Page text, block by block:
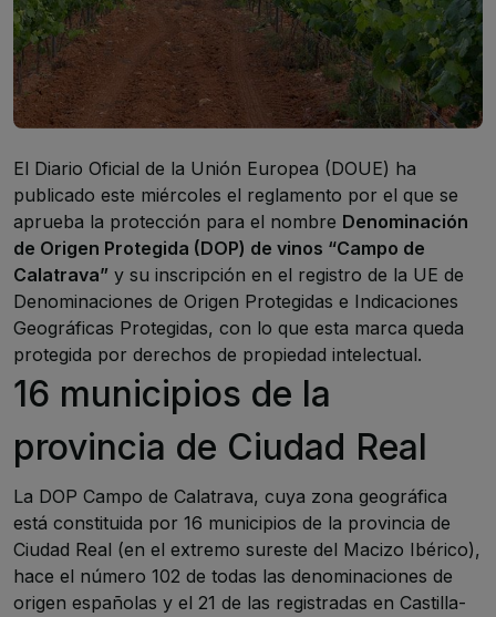
El Diario Oficial de la Unión Europea (DOUE) ha
publicado este miércoles el reglamento por el que se
aprueba la protección para el nombre Denominación
de Origen Protegida (DOP) de vinos “Campo de
Calatrava” y su inscripción en el registro de la UE de
Denominaciones de Origen Protegidas e Indicaciones
Geográficas Protegidas, con lo que esta marca queda
protegida por derechos de propiedad intelectual.
16 municipios de la
provincia de Ciudad Real
La DOP Campo de Calatrava, cuya zona geográfica
está constituida por 16 municipios de la provincia de
Ciudad Real (en el extremo sureste del Macizo Ibérico),
hace el número 102 de todas las denominaciones de
origen españolas y el 21 de las registradas en Castilla-